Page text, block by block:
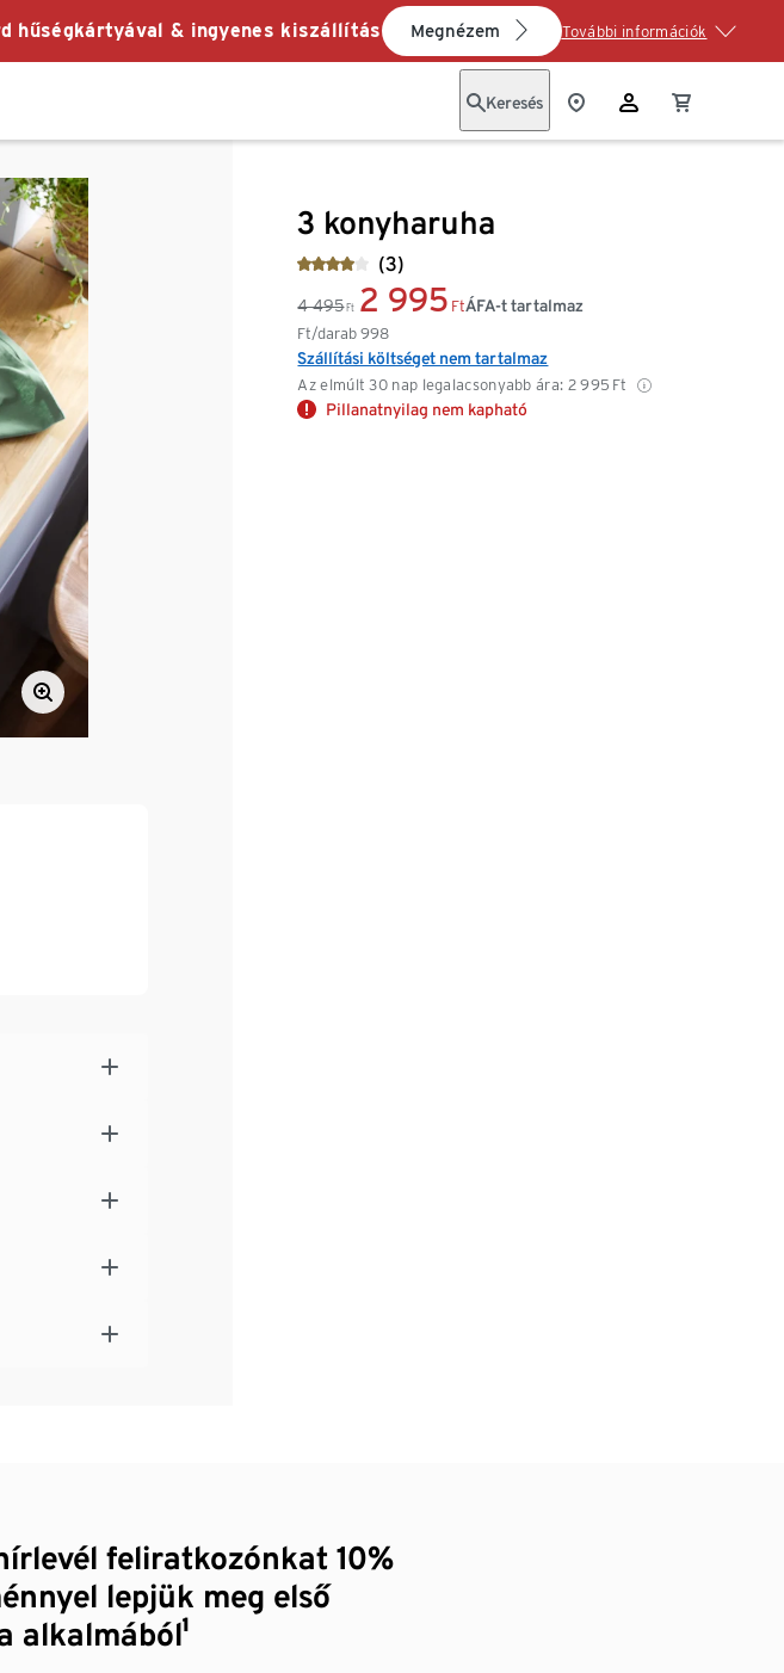
hűségkártyával & ingyenes kiszállítás Megnézem További információk
Keresés
3 konyharuha
(3)
4 495 Ft 2 995 Ft
Ft/darab998
Az elmúlt 30 nap legalacsonyabb ára: 2 995 Ft
ÁFA-t tartalmaz
Szállítási költséget nem tartalmaz
Pillanatnyilag nem kapható
feliratkozónkat 10%
lepjük meg első
alkalmából¹